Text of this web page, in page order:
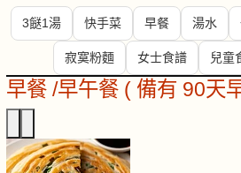
3餸1湯 快手菜 早餐 湯水
寂寞粉麵 女士食譜 兒童
早餐 /早午餐 ( 備有 90天